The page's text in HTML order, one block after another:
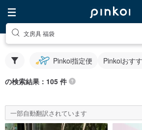
文房具 福袋
Pinkoi指定便 Pinkoiおす
の検索結果：105 件
一部自動翻訳されています